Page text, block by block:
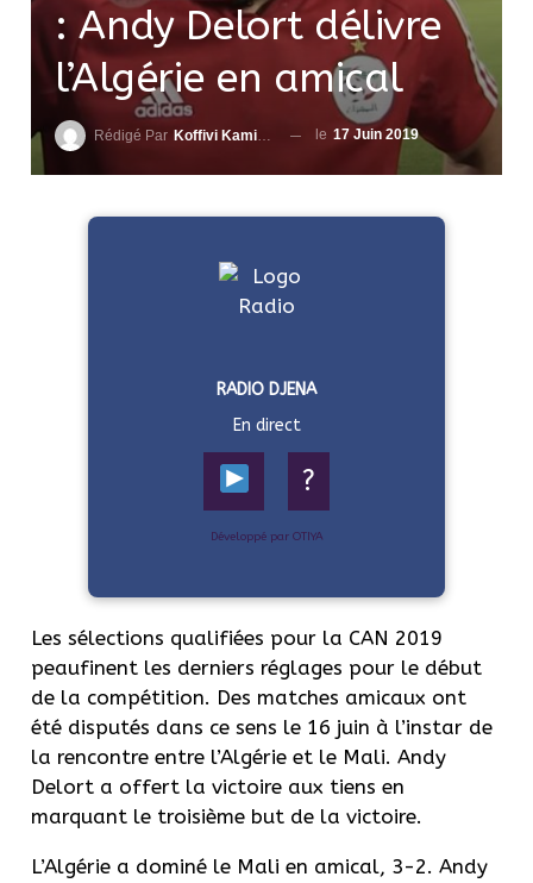
: Andy Delort délivre
l’Algérie en amical
Rédigé Par Koffivi Kami AGBETOU le 17 Juin 2019
RADIO DJENA
En direct
?
Développé par OTIYA
Les sélections qualifiées pour la CAN 2019
peaufinent les derniers réglages pour le début
de la compétition. Des matches amicaux ont
été disputés dans ce sens le 16 juin à l’instar de
la rencontre entre l’Algérie et le Mali. Andy
Delort a offert la victoire aux tiens en
marquant le troisième but de la victoire.
L’Algérie a dominé le Mali en amical, 3-2. Andy